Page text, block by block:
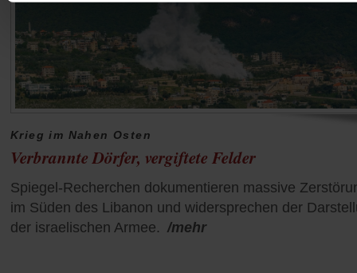
Krieg im Nahen Osten
Verbrannte Dörfer, vergiftete Felder
Spiegel-Recherchen dokumentieren massive
im Süden des Libanon und widersprechen der
der israelischen Armee. /mehr